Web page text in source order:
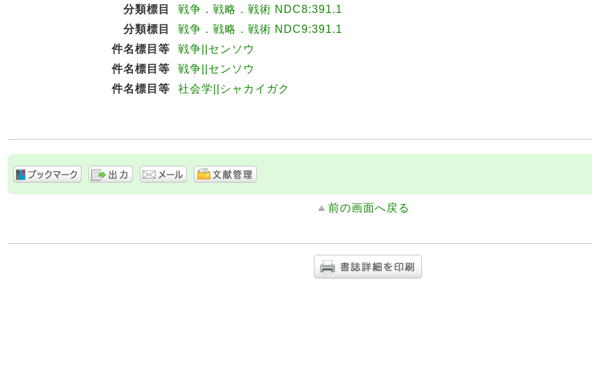
分類標目
戦争．戦略．戦術 NDC8:391.1
分類標目
戦争．戦略．戦術 NDC9:391.1
件名標目等
戦争||センソウ
件名標目等
戦争||センソウ
件名標目等
社会学||シャカイガク
前の画面へ戻る